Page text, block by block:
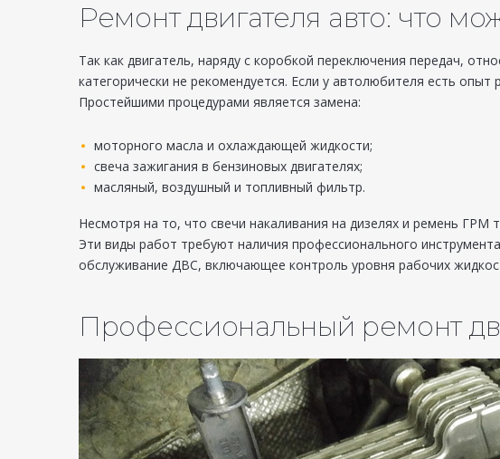
Ремонт двигателя авто: что
Так как двигатель, наряду с коробкой переключения передач,
категорически не рекомендуется. Если у автолюбителя есть
Простейшими процедурами является замена:
моторного масла и охлаждающей жидкости;
свеча зажигания в бензиновых двигателях;
масляный, воздушный и топливный фильтр.
Несмотря на то, что свечи накаливания на дизелях и ремень ГРМ
Эти виды работ требуют наличия профессионального
обслуживание ДВС, включающее контроль уровня рабочих
Профессиональный ремонт